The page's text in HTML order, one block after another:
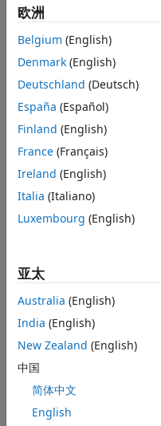
语法
描述
示例
输入参量
扩展功能
版本历史记录
另请参阅
示例
全部折叠
验证文本输入是
创建一个名为
出错误，因为该变量是
txt = "";
限制参量值
使用
值。您可以通过向验证
这一点
欧洲
Belgium (English)
Denmark (English)
Deutschland (Deutsch)
España (Español)
Finland (English)
France (Français)
Ireland (English)
Italia (Italiano)
Luxembourg (English)
亚太
Australia (English)
India (English)
New Zealand (English)
中国
简体中文
English